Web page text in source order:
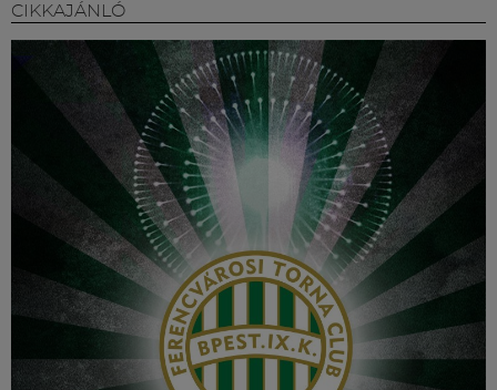
CIKKAJÁNLÓ
English